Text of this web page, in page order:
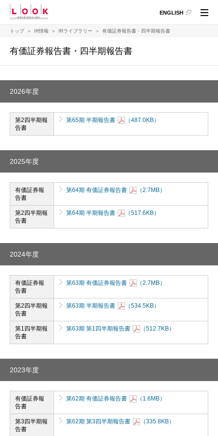
ENGLISH
トップ IR情報 IRライブラリー 有価証券報告書・四半期報告書
り
す。
有価証券報告書・四半期報告書
2026年度
第2四半期報
告書
第65期 半期報告書 （487.0KB）
2025年度
有価証券報
告書
第64期 有価証券報告書 （2.7MB）
第2四半期報
告書
第64期 半期報告書 （517.6KB）
2024年度
有価証券報
告書
第63期 有価証券報告書 （2.7MB）
第2四半期報
告書
第63期 半期報告書 （534.5KB）
第1四半期報
告書
第63期 第1四半期報告書 （512.7KB）
2023年度
有価証券報
告書
第62期 有価証券報告書 （1.6MB）
第3四半期報
告書
第62期 第3四半期報告書 （335.8KB）
報
な
な
ま
す。